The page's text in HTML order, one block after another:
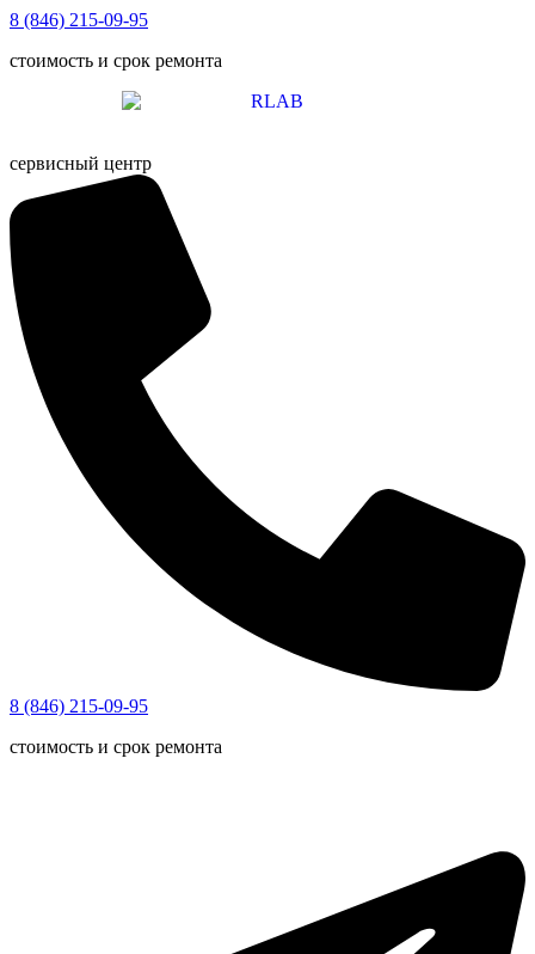
Перейти
содержимому
8 (846) 215-09-95
стоимость и срок ремонта
сервисный центр
8 (846) 215-09-95
стоимость и срок ремонта